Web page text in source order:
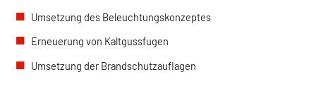
Umsetzung des Beleuchtungskonzeptes
Erneuerung von Kaltgussfugen
Umsetzung der Brandschutzauflagen